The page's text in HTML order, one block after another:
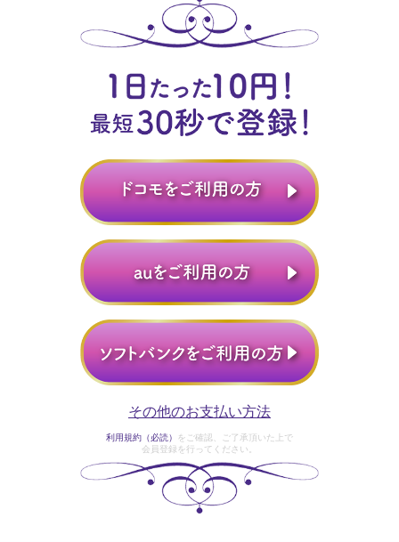
その他のお支払い方法
利用規約（必読）
をご確認、ご了承頂いた上で
会員登録を行ってください。